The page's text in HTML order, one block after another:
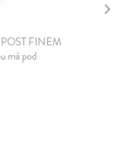
POST FINEM
má pod